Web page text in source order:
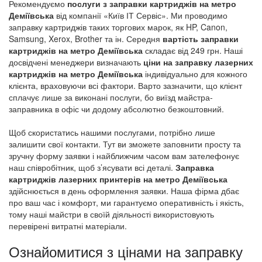
Заправка картриджів метро Театральна
Заправка картриджів метро Теремки
Заправка картриджів метро Університет
Заправка картриджів метро Чернігівська
Заправка картриджів метро Шулявська
Рекомендуємо послуги з заправки картриджів на метро
Деміївська від компанії «Київ ІТ Сервіс». Ми проводимо
заправку картриджів таких торгових марок, як HP, Canon,
Samsung, Xerox, Brother та ін. Середня вартість заправки
картриджів на метро Деміївська складає від 249 грн. Наші
досвідчені менеджери визначають ціни на заправку лазерних
картриджів на метро Деміївська індивідуально для кожного
клієнта, враховуючи всі фактори. Варто зазначити, що клієнт
сплачує лише за виконані послуги, бо виїзд майстра-
заправника в офіс чи додому абсолютно безкоштовний.
Щоб скористатись нашими послугами, потрібно лише
залишити свої контакти. Тут ви зможете заповнити просту та
зручну форму заявки і найближчим часом вам зателефонує
наш співробітник, щоб з’ясувати всі деталі. Заправка
картриджів лазерних принтерів на метро Деміївська
здійснюється в день оформлення заявки. Наша фірма дбає
про ваш час і комфорт, ми гарантуємо оперативність і якість,
тому наші майстри в своїй діяльності використовують
перевірені витратні матеріали.
Ознайомитися з цінами на заправку